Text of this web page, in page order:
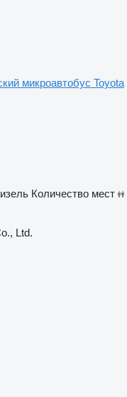
микроавтобус Toyota
Количество мест
Ltd.